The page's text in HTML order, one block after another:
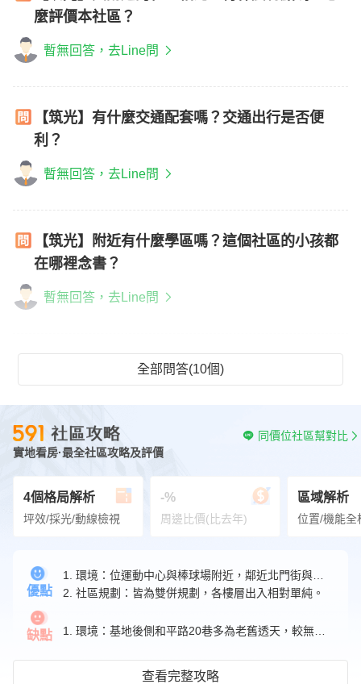
麼評價本社區？
暫無回答，去Line問
【筑光】有什麼交通配套嗎？交通出行是否便
利？
暫無回答，去Line問
【筑光】附近有什麼學區嗎？這個社區的小孩都
在哪裡念書？
暫無回答，去Line問
全部問答(10個)
實地看房·最全社區攻略及評價
同價位社區幫對比
4個格局解析
坪效/採光/動線檢視
-%
周邊比價(比去年)
區域解析
位置/機能全
優點
2. 社區規劃：皆為雙併規劃，各樓層出入相對單純。
缺點
查看完整攻略